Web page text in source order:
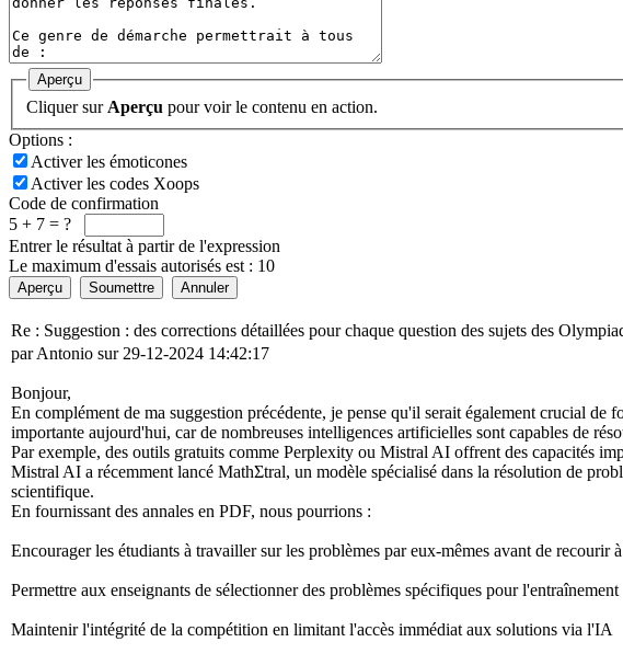
Aperçu
Cliquer sur Aperçu pour voir le contenu en action.
Options :
Activer les émoticones
Activer les codes Xoops
Code de confirmation
5 + 7 = ?
Entrer le résultat à partir de l'expression
Le maximum d'essais autorisés est : 10
Aperçu Soumettre Annuler
Re : Suggestion : des corrections détaillées pour chaque question des sujets des
par Antonio sur 29-12-2024 14:42:17
Bonjour,
En complément de ma suggestion précédente, je pense qu'il serait également crucial
importante aujourd'hui, car de nombreuses intelligences artificielles sont capables de
Par exemple, des outils gratuits comme Perplexity ou Mistral AI offrent des capacités
Mistral AI a récemment lancé MathΣtral, un modèle spécialisé dans la résolution de
scientifique.
En fournissant des annales en PDF, nous pourrions :
Encourager les étudiants à travailler sur les problèmes par eux-mêmes avant de recourir
Permettre aux enseignants de sélectionner des problèmes spécifiques pour l'entraînement
Maintenir l'intégrité de la compétition en limitant l'accès immédiat aux solutions via l'IA